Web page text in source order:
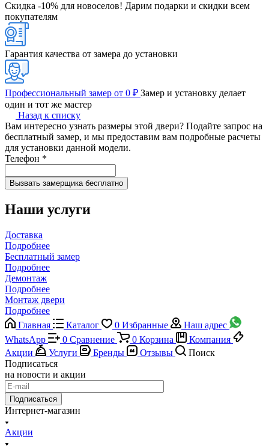
Скидка -10% для новоселов! Дарим подарки и скидки всем
покупателям
Гарантия качества от замера до установки
Профессиональный замер от 0 ₽ Замер и установку делает
один и тот же мастер
Назад к списку
Вам интересно узнать размеры этой двери? Подайте запрос на
бесплатный замер, и мы предоставим вам подробные расчеты
для установки данной модели.
Телефон *
Наши услуги
Доставка
Подробнее
Бесплатный замер
Подробнее
Демонтаж
Подробнее
Монтаж двери
Подробнее
Главная
Каталог 0 Избранные
Наш адрес
WhatsApp
0 Сравнение 0 Корзина
Компания
Акции
Услуги Бренды Отзывы
Поиск
Подписаться
на новости и акции
Подписаться
Интернет-магазин
Акции